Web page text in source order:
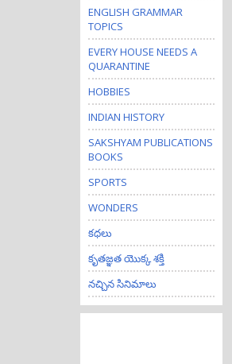
ENGLISH GRAMMAR
TOPICS
EVERY HOUSE NEEDS A
QUARANTINE
HOBBIES
INDIAN HISTORY
SAKSHYAM PUBLICATIONS
BOOKS
SPORTS
WONDERS
కధలు
కృతజ్ఞత యొక్క శక్తి
నచ్చిన సినిమాలు